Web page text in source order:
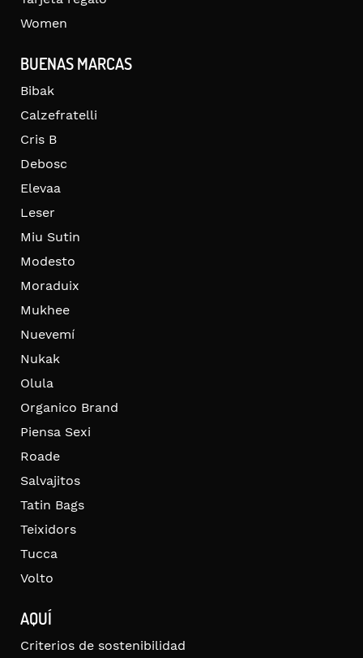
Women
BUENAS MARCAS
Bibak
Calzefratelli
Cris B
Debosc
Elevaa
Leser
Miu Sutin
Modesto
Moraduix
Mukhee
Nuevemí
Nukak
Olula
Organico Brand
Piensa Sexi
Roade
Salvajitos
Tatin Bags
Teixidors
Tucca
Volto
AQUÍ
Criterios de sostenibilidad